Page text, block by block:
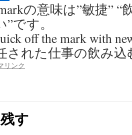
の意味は”敏捷” “
です。
off the mark with
された仕事の飲み
リンク
す